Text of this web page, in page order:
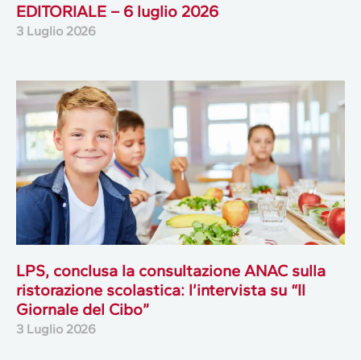
EDITORIALE – 6 luglio 2026
3 Luglio 2026
LPS, conclusa la consultazione ANAC sulla
ristorazione scolastica: l’intervista su “Il
Giornale del Cibo”
3 Luglio 2026